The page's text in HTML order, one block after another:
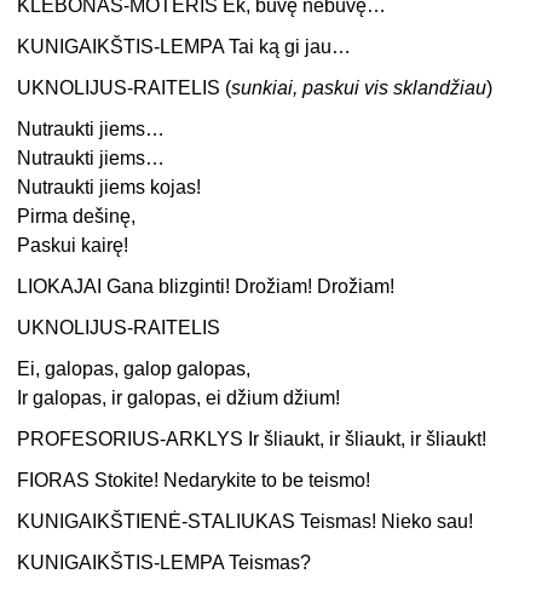
KLEBONAS-MOTERIS Ek, buvę nebuvę…
KUNIGAIKŠTIS-LEMPA Tai ką gi jau…
UKNOLIJUS-RAITELIS (sunkiai, paskui vis sklandžiau)
Nutraukti jiems…
Nutraukti jiems…
Nutraukti jiems kojas!
Pirma dešinę,
Paskui kairę!
LIOKAJAI Gana blizginti! Drožiam! Drožiam!
UKNOLIJUS-RAITELIS
Ei, galopas, galop galopas,
Ir galopas, ir galopas, ei džium džium!
PROFESORIUS-ARKLYS Ir šliaukt, ir šliaukt, ir šliaukt!
FIORAS Stokite! Nedarykite to be teismo!
KUNIGAIKŠTIENĖ-STALIUKAS Teismas! Nieko sau!
KUNIGAIKŠTIS-LEMPA Teismas?